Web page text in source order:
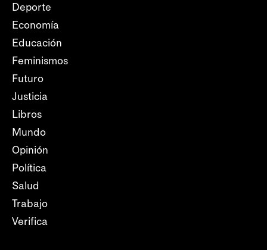
Deporte
Economía
Educación
Feminismos
Futuro
Justicia
Libros
Mundo
Opinión
Política
Salud
Trabajo
Verifica